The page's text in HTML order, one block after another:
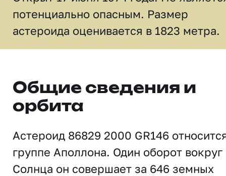
потенциально опасным. Размер
астероида оценивается в 1823 метра.
Общие сведения и
орбита
Астероид 86829 2000 GR146
группе Аполлона. Один оборот вокруг
Солнца он совершает за 646 земных